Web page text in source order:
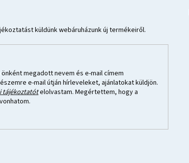
küldünk webáruházunk új termékeiről.
megadott nevem és e-mail címem
e-mail útján hírleveleket, ajánlatokat küldjön.
tájékoztatótelolvastam. Megértettem, hogy a